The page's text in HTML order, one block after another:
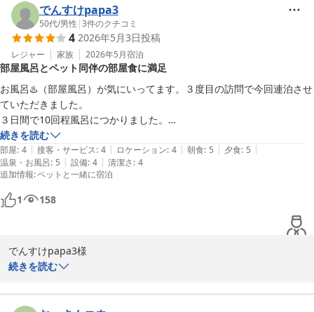
ます。
館内の落ち着いた雰囲気を感じ取っていただき、「全てが満足」と
のこの上ない最高のご評価を賜り、私共にとってこれ以上の喜びは
ございません。日常の喧騒を離れ、心から安らげるひとときをご提
供することこそが当館の目指すおもてなしであり、お客様の旅が満
ち足りたものとなりましたことは、宿屋冥利に尽きる限りに存じま
す。
また、お食事の際のお料理の説明や配膳のタイミングにつきまして
も、「抜群でした」とのお褒めの言葉を頂戴し、接客スタッフ一同
大変感激いたしております。一品一品に込めた調理人のこだわりを
最適な状態でお愉しみいただけるよう、お客様の進み具合に合わせ
た丁寧な接客を心掛けておりますので、このような温かいお言葉を
頂戴いたしました「また訪問させて頂きます」という大変ありがた
いお言葉を胸に、これからも老舗旅館としての格調高い空間とおも
でんすけpapa3
50代/男性 |3件のクチコミ
4 2026年5月3日投稿
レジャー 家族 2026年5月宿泊
部屋風呂とペット同伴の部屋食に満足
お風呂♨️（部屋風呂）が気にいってます。３度目の訪問で今回連泊させ
ていただきました。
３日間で10回程風呂につかりました。
なによりペット同伴ですが、朝晩部屋食なのはポイント高いです。
続きを読む
部屋: 4 | 接客・サービス: 4 | ロケーション: 4 | 朝食: 5 | 夕食: 5 |
温泉・お風呂: 5 | 設備: 4 | 清潔さ: 4
追加情報:ペットと一緒に宿泊
1 158
でんすけpapa3様
この度は小野川温泉 吾妻荘 別館吾妻園にご宿泊いただき、誠にあ
目のご訪問として、貴重な連泊でのひとときを当館でお過ごしいた
続きを読む